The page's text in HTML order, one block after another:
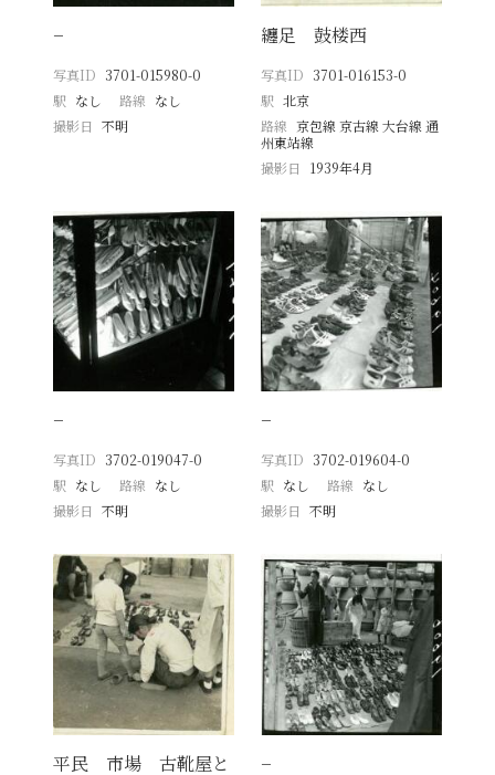
−
写真ID 3701-015980-0
駅 なし 路線 なし
撮影日
不明
纏足 鼓楼西
写真ID 3701-016153-0
駅 北京
路線 京包線 京古線 大台線 通
州東站線
撮影日
1939年4月
−
写真ID 3702-019047-0
駅 なし 路線 なし
撮影日
不明
−
写真ID 3702-019604-0
駅 なし 路線 なし
撮影日 不明
平民 市場 古靴屋と −